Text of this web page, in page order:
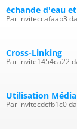
échande d'eau
Par inviteccafaab3
Cross-Linking
Par invite1454ca22
Utilisation
Par invitecdcfb1c0